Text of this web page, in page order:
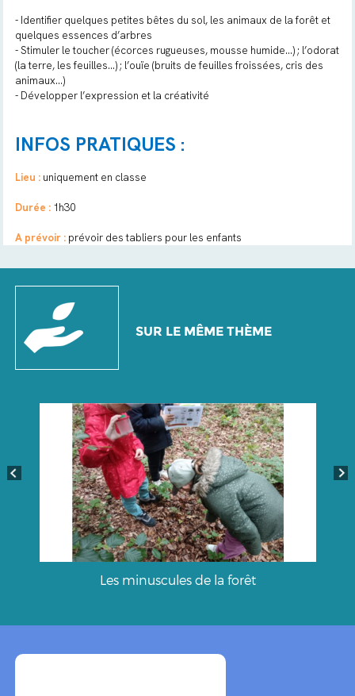
- Identifier quelques petites bêtes du sol, les animaux de la forêt et
quelques essences d’arbres
- Stimuler le toucher (écorces rugueuses, mousse humide…) ; l’odorat
(la terre, les feuilles…) ; l’ouïe (bruits de feuilles froissées, cris des
animaux…)
- Développer l’expression et la créativité
INFOS PRATIQUES :
Lieu : uniquement en classe
Durée :1h30
A prévoir :prévoir des tabliers pour les enfants
SUR LE MÊME THÈME
Les minuscules de la forêt